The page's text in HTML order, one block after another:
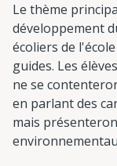
Le thème
développement
écoliers de
guides. Les
ne se
en parlant des
mais